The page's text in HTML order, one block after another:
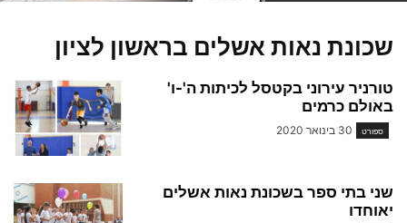
שכונת נאות אשלים בראשון לציון
טורניר עירוני בקטסל לכיתות ה'-ו'
באולם כרמים
ספורט 30 בינואר 2020
שני בתי ספר בשכונת נאות אשלים
יאוחדו